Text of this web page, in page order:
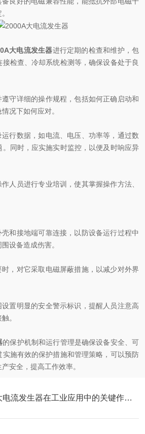
大电流发生器进行定期的检查和维护，包
检查、冷却系统检测等，确保设备处于良
详细的操作规程，包括如何正确启动和
况下如何应对。
数据，如电流、电压、功率等，通过数
同时，应实施实时监控，以便及时响应异
员进行专业培训，使其掌握操作方法、
接地端可靠连接，以防设备运行过程中
设备造成伤害。
对它采取电磁屏蔽措施，以减少对外界
明显的安全警示标识，提醒人员注意高
。
的保护机制和运行管理是确保设备安全、可
施有效的保护措施和管理策略，可以预防
安全，提高工作效率。
1000A大电流发生器在工业应用中的关键作用与优势